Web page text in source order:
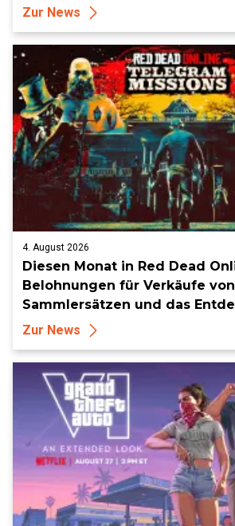
Zur News
4. August 2026
Diesen Monat in Red Dead
Belohnungen für Verkäufe von
Sammlersätzen und das
Sammlerstücken, in
Zur News